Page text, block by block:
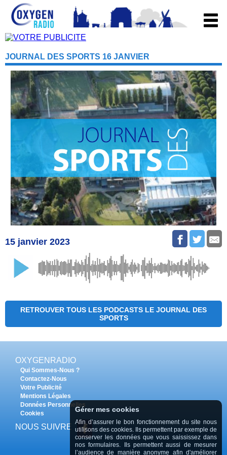
JOURNAL DES SPORTS 16 JANVIER
15 janvier 2023
RETROUVER TOUS LES PODCASTS LE JOURNAL DES
SPORTS
OXYGENRADIO
Qui Sommes-Nous ?
Contactez-Nous
Votre Publicité
Mentions Légales
Données Personnelles
Cookies
NOUS SUIVRE
Gérer mes cookies
Afin d’assurer le bon fonctionnement du site nous
utilisons des cookies. Ils permettent par exemple de
conserver les données que vous saississez dans
nos formulaires. Ils permettent aussi de mesurer
l’audience de manière anonyme afin d'améliorer